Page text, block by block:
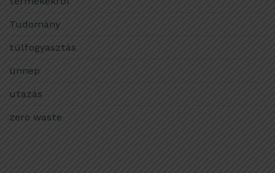
Tudomány
túlfogyasztás
ünnep
utazás
zero waste